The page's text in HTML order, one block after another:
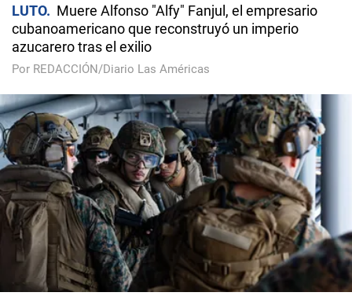
LUTO
Muere Alfonso "Alfy" Fanjul, el empresario
cubanoamericano que reconstruyó un imperio
azucarero tras el exilio
Por REDACCIÓN/Diario Las Américas